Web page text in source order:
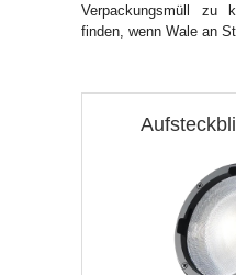
Verpackungsmüll zu
finden, wenn Wale an